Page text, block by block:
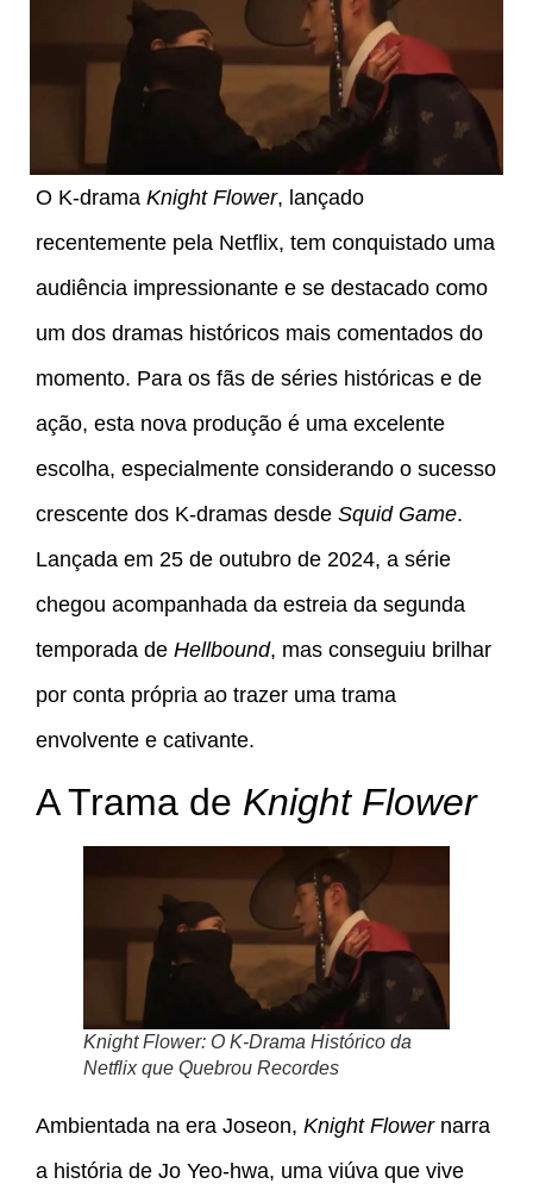
O K-drama Knight Flower, lançado
recentemente pela Netflix, tem conquistado uma
audiência impressionante e se destacado como
um dos dramas históricos mais comentados do
momento. Para os fãs de séries históricas e de
ação, esta nova produção é uma excelente
escolha, especialmente considerando o sucesso
crescente dos K-dramas desde Squid Game.
Lançada em 25 de outubro de 2024, a série
chegou acompanhada da estreia da segunda
temporada de Hellbound, mas conseguiu brilhar
por conta própria ao trazer uma trama
envolvente e cativante.
A Trama de Knight Flower
Knight Flower: O K-Drama Histórico da
Netflix que Quebrou Recordes
Ambientada na era Joseon, Knight Flowernarra
a história de Jo Yeo-hwa, uma viúva que vive